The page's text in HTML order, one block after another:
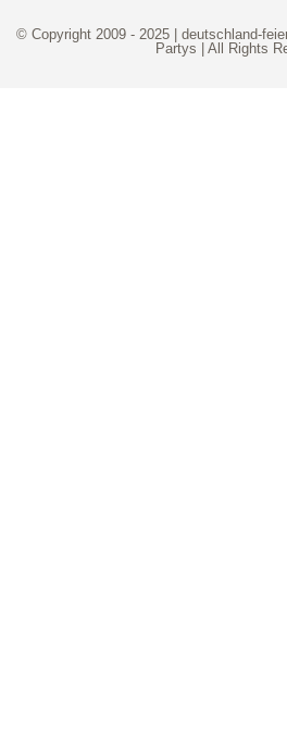
© Copyright 2009 - 2025 | deutschland-
Partys | All Rights